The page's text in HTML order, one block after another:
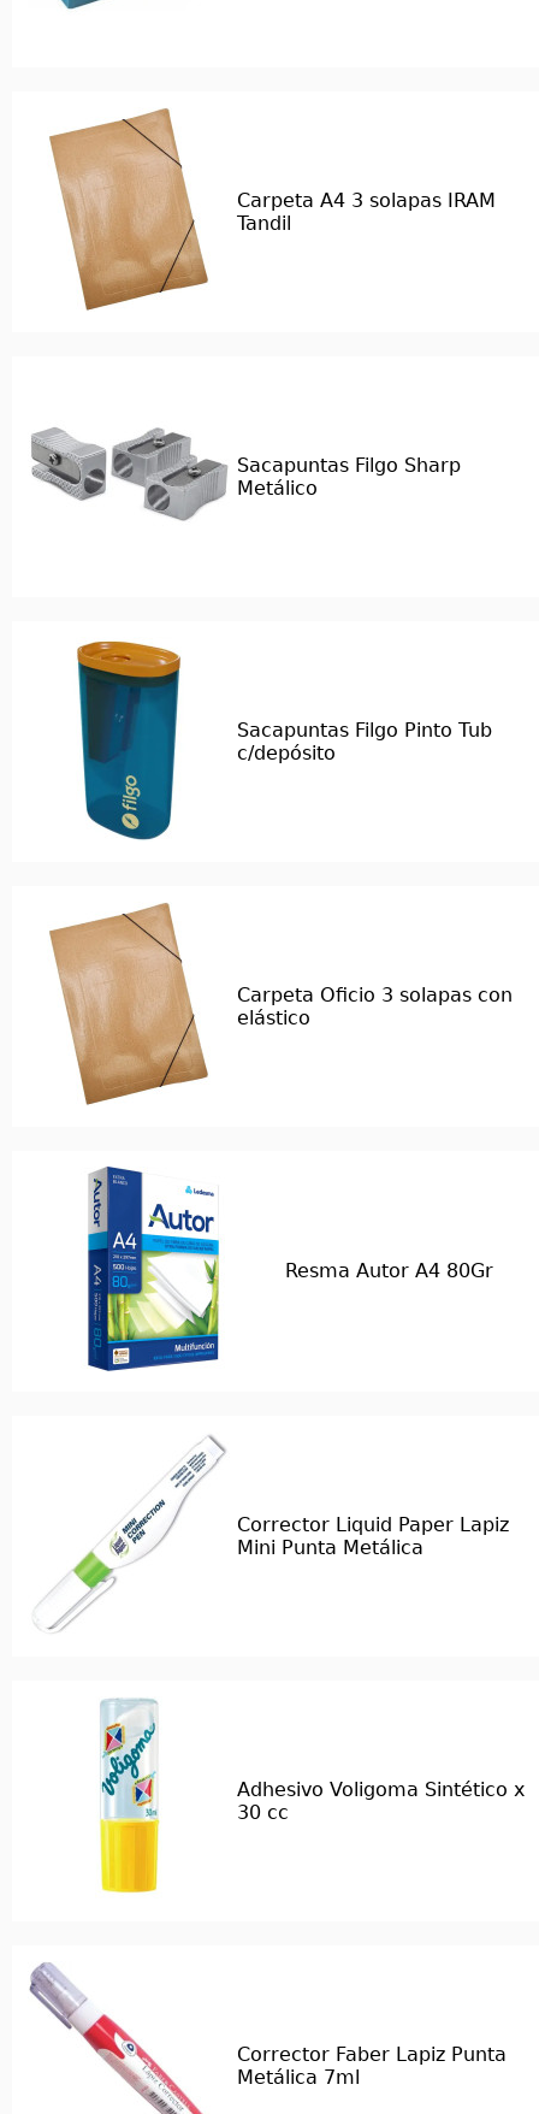
Carpeta A4 3 solapas IRAM
Tandil
Sacapuntas Filgo Sharp
Metálico
Sacapuntas Filgo Pinto Tub
c/depósito
Carpeta Oficio 3 solapas con
elástico
Resma Autor A4 80Gr
Corrector Liquid Paper Lapiz
Mini Punta Metálica
Adhesivo Voligoma Sintético x
30 cc
Corrector Faber Lapiz Punta
Metálica 7ml